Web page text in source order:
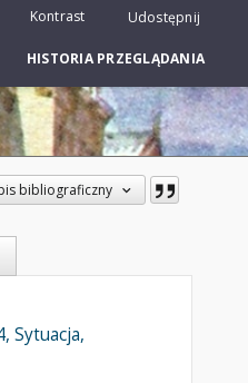
Kontrast Udostępnij
HISTORIA PRZEGLĄDANIA
bibliograficzny
Sytuacja,